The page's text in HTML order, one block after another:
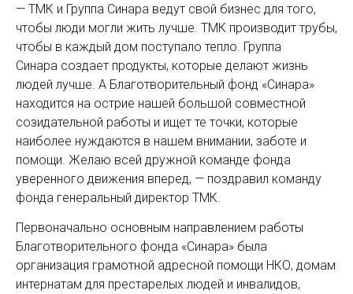
— ТМК и Группа Синара ведут свой бизнес для того,
чтобы люди могли жить лучше. ТМК производит трубы,
чтобы в каждый дом поступало тепло. Группа
Синара создает продукты, которые делают жизнь
людей лучше. А Благотворительный фонд «Синара»
находится на острие нашей большой совместной
созидательной работы и ищет те точки, которые
наиболее нуждаются в нашем внимании, заботе и
помощи. Желаю всей дружной команде фонда
уверенного движения вперед, — поздравил команду
фонда генеральный директор ТМК.
Первоначально основным направлением работы
Благотворительного фонда «Синара» была
организация грамотной адресной помощи НКО, домам
интернатам для престарелых людей и инвалидов,